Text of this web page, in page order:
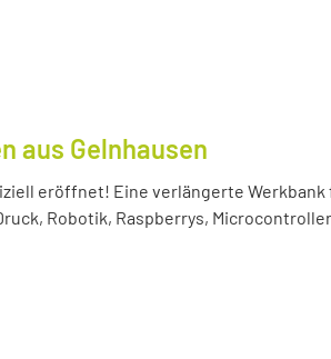
aus Gelnhausen
eröffnet! Eine verlängerte
Robotik, Raspberrys,